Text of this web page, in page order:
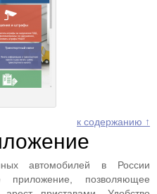
к содержанию ↑
автомобилей в России
приложение, позволяющее